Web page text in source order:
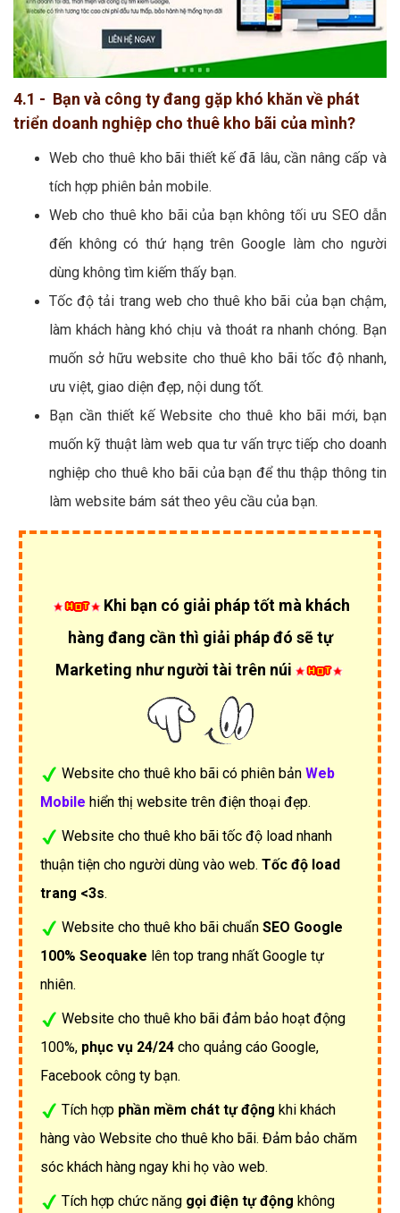
4.1 - Bạn và công ty đang gặp khó khăn về phát
triển doanh nghiệp cho thuê kho bãi của mình?
Web cho thuê kho bãi thiết kế đã lâu, cần nâng cấp và
tích hợp phiên bản mobile.
Web cho thuê kho bãi của bạn không tối ưu SEO dẫn
đến không có thứ hạng trên Google làm cho người
dùng không tìm kiếm thấy bạn.
Tốc độ tải trang web cho thuê kho bãi của bạn chậm,
làm khách hàng khó chịu và thoát ra nhanh chóng. Bạn
muốn sở hữu website cho thuê kho bãi tốc độ nhanh,
ưu việt, giao diện đẹp, nội dung tốt.
Bạn cần thiết kế Website cho thuê kho bãi mới, bạn
muốn kỹ thuật làm web qua tư vấn trực tiếp cho doanh
nghiệp cho thuê kho bãi của bạn để thu thập thông tin
làm website bám sát theo yêu cầu của bạn.
Khi bạn có giải pháp tốt mà khách
hàng đang cần thì giải pháp đó sẽ tự
Marketing như người tài trên núi
Website cho thuê kho bãi có phiên bản Web
Mobile hiển thị website trên điện thoại đẹp.
Website cho thuê kho bãi tốc độ load nhanh
thuận tiện cho người dùng vào web. Tốc độ load
trang <3s.
Website cho thuê kho bãi chuẩn SEO Google
100% Seoquake lên top trang nhất Google tự
nhiên.
Website cho thuê kho bãi đảm bảo hoạt động
100%, phục vụ 24/24 cho quảng cáo Google,
Facebook công ty bạn.
Tích hợp phần mềm chát tự động khi khách
hàng vào Website cho thuê kho bãi. Đảm bảo chăm
sóc khách hàng ngay khi họ vào web.
Tích hợp chức năng gọi điện tự động không